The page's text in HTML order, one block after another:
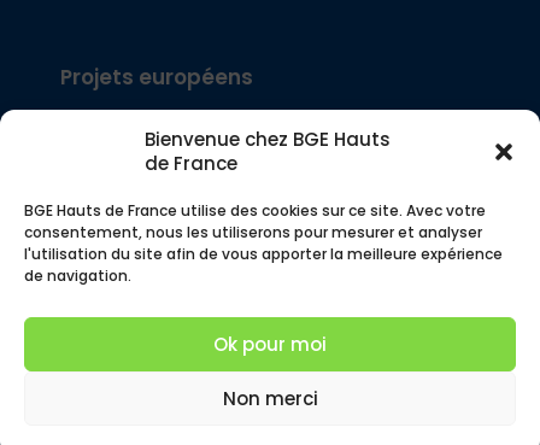
Bienvenue chez BGE Hauts
de France
BGE Hauts de France utilise des cookies sur ce site. Avec votre
consentement, nous les utiliserons pour mesurer et analyser
l'utilisation du site afin de vous apporter la meilleure expérience
de navigation.
Ok pour moi
Non merci
Projets européens
Interreg Europe – SEE
Interreg FWV – COMMERCE!
© BGE Hauts de France – Siège social, 4 rue
des Buisses 59000 Lille – Tous droits réservés
– Service communication 2026